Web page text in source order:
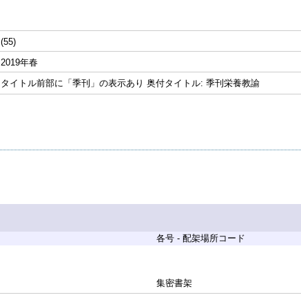
(55)
2019年春
タイトル前部に「季刊」の表示あり 奥付タイトル: 季刊栄養教諭
各号 - 配架場所コード
集密書架